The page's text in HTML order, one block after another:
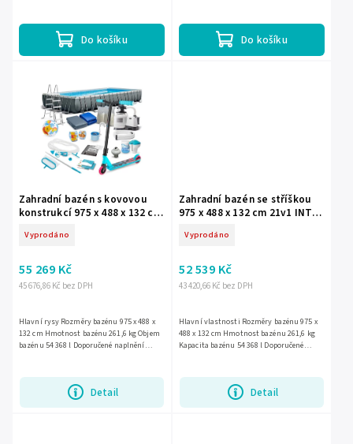
Do košíku Do košíku
Zahradní bazén s kovovou
konstrukcí 975 x 488 x 132 cm
koloběžka ZDARMA
Vyprodáno
45 676,86 Kč bez DPH
55 269 Kč
Detail
Hlavní rysy Rozměry bazénu 975 x 488 x
132 cm Hmotnost bazénu 261,6 kg Objem
bazénu 54 368 l Doporučené naplnění
Zahradní bazén se stříškou
975 x 488 x 132 cm 21v1 INTEX
Vyprodáno
43 420,66 Kč bez DPH
52 539 Kč
Detail
Hlavní vlastnosti Rozměry bazénu 975 x
488 x 132 cm Hmotnost bazénu 261,6 kg
Kapacita bazénu 54 368 l Doporučené